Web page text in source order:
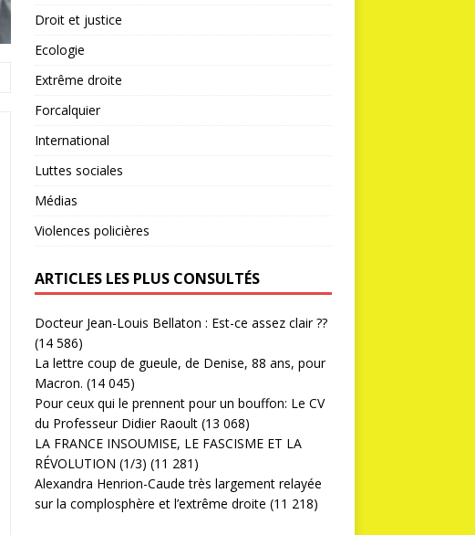
Droit et justice
Ecologie
Extrême droite
Forcalquier
International
Luttes sociales
Médias
Violences policières
ARTICLES LES PLUS CONSULTÉS
Docteur Jean-Louis Bellaton : Est-ce assez clair ??
(14 586)
La lettre coup de gueule, de Denise, 88 ans, pour
Macron. (14 045)
Pour ceux qui le prennent pour un bouffon: Le CV
du Professeur Didier Raoult (13 068)
LA FRANCE INSOUMISE, LE FASCISME ET LA
RÉVOLUTION (1/3) (11 281)
Alexandra Henrion-Caude très largement relayée
sur la complosphère et l’extrême droite (11 218)